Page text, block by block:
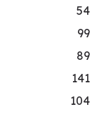
54
99
89
141
104